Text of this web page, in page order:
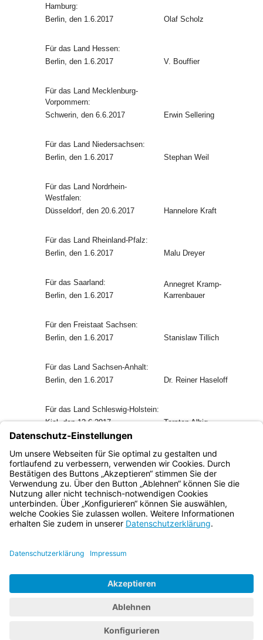
Hamburg:
Berlin, den 1.6.2017
Olaf Scholz
Für das Land Hessen:
Berlin, den 1.6.2017
V. Bouffier
Für das Land Mecklenburg-
Vorpommern:
Schwerin, den 6.6.2017
Erwin Sellering
Für das Land Niedersachsen:
Berlin, den 1.6.2017
Stephan Weil
Für das Land Nordrhein-
Westfalen:
Düsseldorf, den 20.6.2017
Hannelore Kraft
Für das Land Rheinland-Pfalz:
Berlin, den 1.6.2017
Malu Dreyer
Für das Saarland:
Berlin, den 1.6.2017
Annegret Kramp-
Karrenbauer
Für den Freistaat Sachsen:
Berlin, den 1.6.2017
Stanislaw Tillich
Für das Land Sachsen-Anhalt:
Berlin, den 1.6.2017
Dr. Reiner Haseloff
Für das Land Schleswig-Holstein:
Kiel, den 12.6.2017
Torsten Albig
Für den Freistaat Thüringen:
Berlin, den 1.6.2017
Bodo Ramelow
Bayern.de
BayernPortal
Impressum